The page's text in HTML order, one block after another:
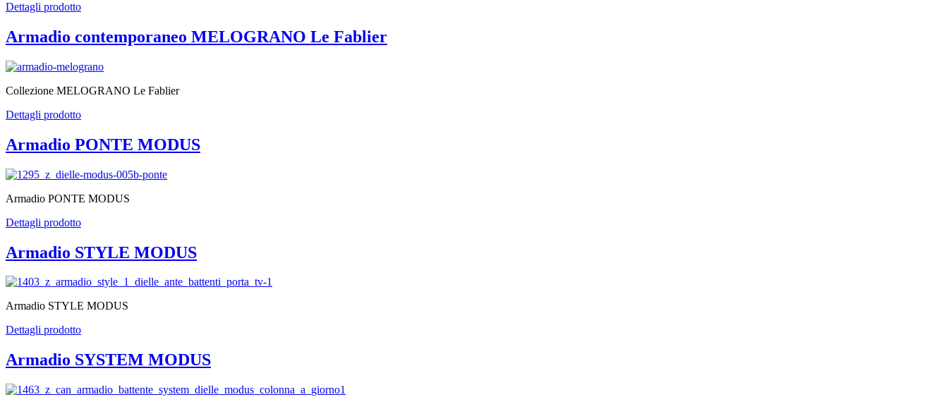
Dettagli prodotto
Armadio contemporaneo MELOGRANO Le Fablier
Collezione MELOGRANO Le Fablier
Dettagli prodotto
Armadio PONTE MODUS
Armadio PONTE MODUS
Dettagli prodotto
Armadio STYLE MODUS
Armadio STYLE MODUS
Dettagli prodotto
Armadio SYSTEM MODUS